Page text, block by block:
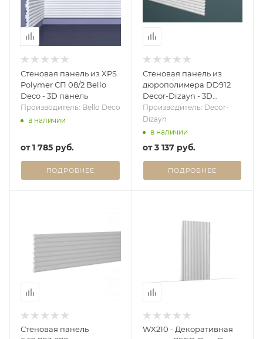
Стеновая панель из XPS
Polymer СП 08/2 Bello
Deco - 3D панель
Производитель: Bello Deco
в наличии
от1 785 руб.
ПОДРОБНЕЕ
Стеновая панель из
дюрополимера DD912
Decor-Dizayn - 3D
панель
Производитель: Decor-
Dizayn
в наличии
от3 137 руб.
ПОДРОБНЕЕ
Стеновая панель
WX210 - Декоративная